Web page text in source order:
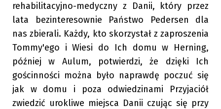
rehabilitacyjno-medyczny z Danii, który przez
lata bezinteresownie Państwo Pedersen dla
nas zbierali. Każdy, kto skorzystał z zaproszenia
Tommy'ego i Wiesi do Ich domu w Herning,
później w Aulum, potwierdzi, że dzięki Ich
gościnności można było naprawdę poczuć się
jak w domu i poza odwiedzinami Przyjaciół
zwiedzić urokliwe miejsca Danii czując się przy